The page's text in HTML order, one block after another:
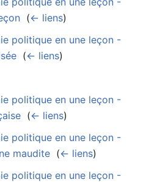
(← liens)
politique en une leçon -
(← liens)
politique en une leçon -
(← liens)
politique en une leçon -
maudite (← liens)
politique en une leçon -